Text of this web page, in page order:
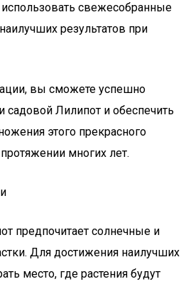
свежесобранные
результатов при
вы сможете успешно
садовой Лилипот и обеспечить
этого прекрасного
многих лет.
предпочитает солнечные и
Для достижения наилучших
место, где растения будут